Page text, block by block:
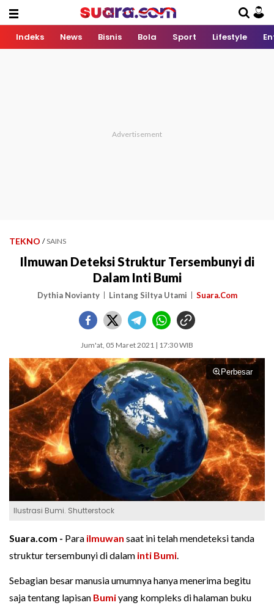
Indeks News Bisnis Bola Sport Lifestyle
TEKNO / SAINS
Ilmuwan Deteksi Struktur Tersembunyi di
Dalam Inti Bumi
Dythia Novianty Lintang Siltya Utami Suara.Com
Jum'at, 05 Maret 2021 | 17:30 WIB
Perbesar
Ilustrasi Bumi. Shutterstock
Suara.com - Para ilmuwan saat ini telah mendeteksi tanda
struktur tersembunyi di dalam inti Bumi.
Sebagian besar manusia umumnya hanya menerima begitu
saja tentang lapisan Bumiyang kompleks di halaman buku